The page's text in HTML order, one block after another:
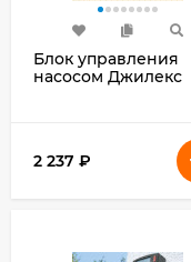
Блок управления
насосом Джилекс
2 237 ₽